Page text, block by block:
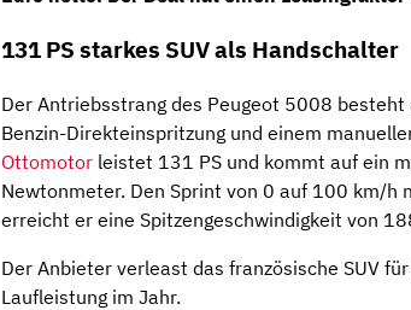
131 PS starkes SUV als Handschalter
Der Antriebsstrang des Peugeot 5008
Benzin-Direkteinspritzung und einem
Ottomotor leistet 131 PS und kommt auf ein
Newtonmeter. Den Sprint von 0 auf 100 km/h
erreicht er eine Spitzengeschwindigkeit von
Der Anbieter verleast das französische SUV für
Laufleistung im Jahr.